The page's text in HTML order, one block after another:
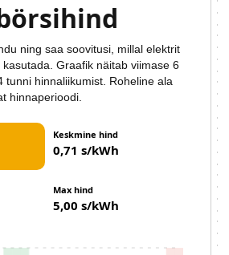
ning saa soovitusi, millal elektrit
Graafik näitab viimase 6
tunni hinnaliikumist. Roheline ala
hinnaperioodi.
Keskmine hind
0,71 s/kWh
Max hind
5,00 s/kWh